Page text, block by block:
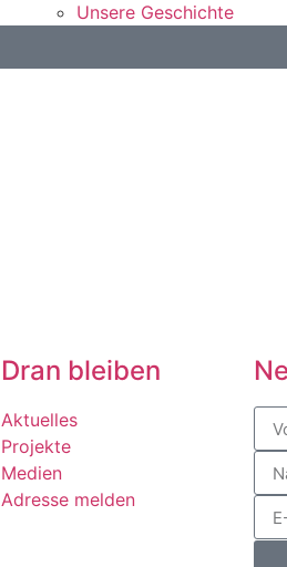
Unsere Geschichte
Dran bleiben
Aktuelles
Projekte
Medien
Adresse melden